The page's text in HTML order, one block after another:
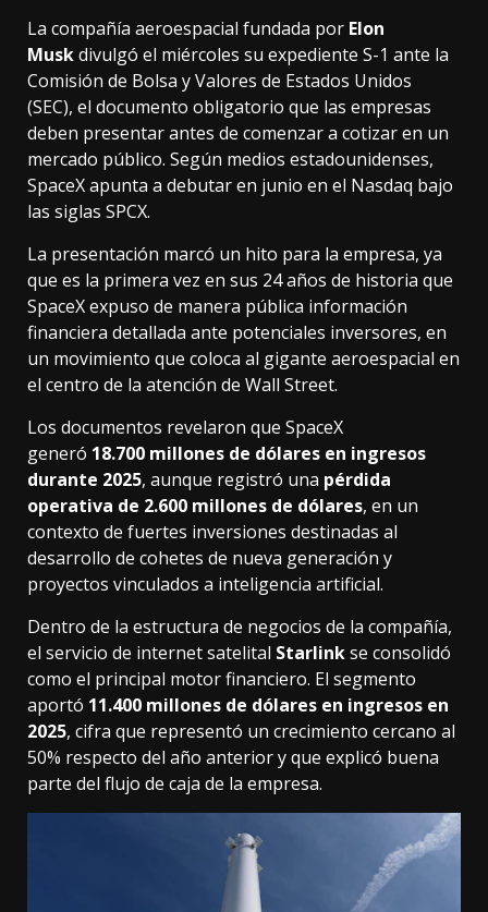
La compañía aeroespacial fundada por Elon
Muskdivulgó el miércoles su expediente S-1 ante la
Comisión de Bolsa y Valores de Estados Unidos
(SEC), el documento obligatorio que las empresas
deben presentar antes de comenzar a cotizar en un
mercado público. Según medios estadounidenses,
SpaceX apunta a debutar en junio en el Nasdaq bajo
las siglas SPCX.
La presentación marcó un hito para la empresa, ya
que es la primera vez en sus 24 años de historia que
SpaceX expuso de manera pública información
financiera detallada ante potenciales inversores, en
un movimiento que coloca al gigante aeroespacial en
el centro de la atención de Wall Street.
Los documentos revelaron que SpaceX
generó 18.700 millones de dólares en ingresos
durante 2025, aunque registró una pérdida
operativa de 2.600 millones de dólares, en un
contexto de fuertes inversiones destinadas al
desarrollo de cohetes de nueva generación y
proyectos vinculados a inteligencia artificial.
Dentro de la estructura de negocios de la compañía,
el servicio de internet satelital Starlinkse consolidó
como el principal motor financiero. El segmento
aportó 11.400 millones de dólares en ingresos en
2025, cifra que representó un crecimiento cercano al
50% respecto del año anterior y que explicó buena
parte del flujo de caja de la empresa.